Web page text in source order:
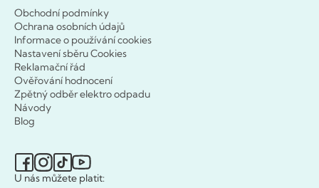
Obchodní podmínky
Ochrana osobních údajů
Informace o používání cookies
Nastavení sběru Cookies
Reklamační řád
Ověřování hodnocení
Zpětný odběr elektro odpadu
Návody
Blog
U nás můžete platit: